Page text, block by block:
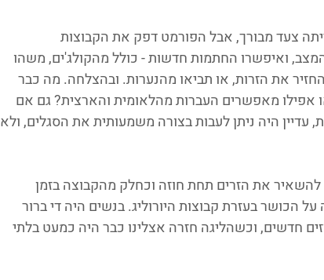
צעד מבורך, אבל הפורמט דפק את הקבוצות
ואיפשרו החתמות חדשות - כולל מהקולג'ים, משהו
את הזרות, או תביאו מהנערות. ובהצלחה. מה כבר
אפילו מאפשרים העברות מהלאומית והארצית? גם אם
עדיין היה ניתן לעבות בצורה משמעותית את הסגלים, ולא
את הזרים תחת חוזה וכחלק מהקבוצה בזמן
הכושר בעזרת קבוצות היורוליג. בנשים היה די ברור
חדשים, וכשהליגה חזרה אצלינו כבר היה כמעט בלתי